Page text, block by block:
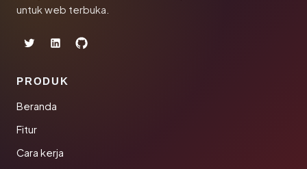
untuk web terbuka.
PRODUK
Beranda
Fitur
Cara kerja